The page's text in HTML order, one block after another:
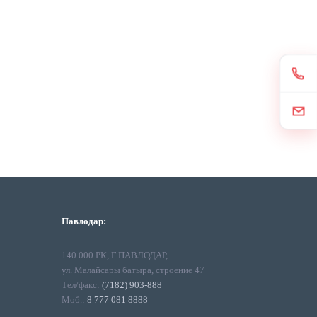
Павлодар:
140 000 РК, Г.ПАВЛОДАР,
ул. Малайсары батыра, строение 47
Тел/факс: (7182) 903-888
Моб.: 8 777 081 8888